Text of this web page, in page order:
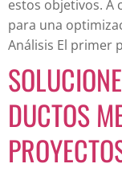
estos objetivos. A
para una
Análisis El primer
DUCTOS